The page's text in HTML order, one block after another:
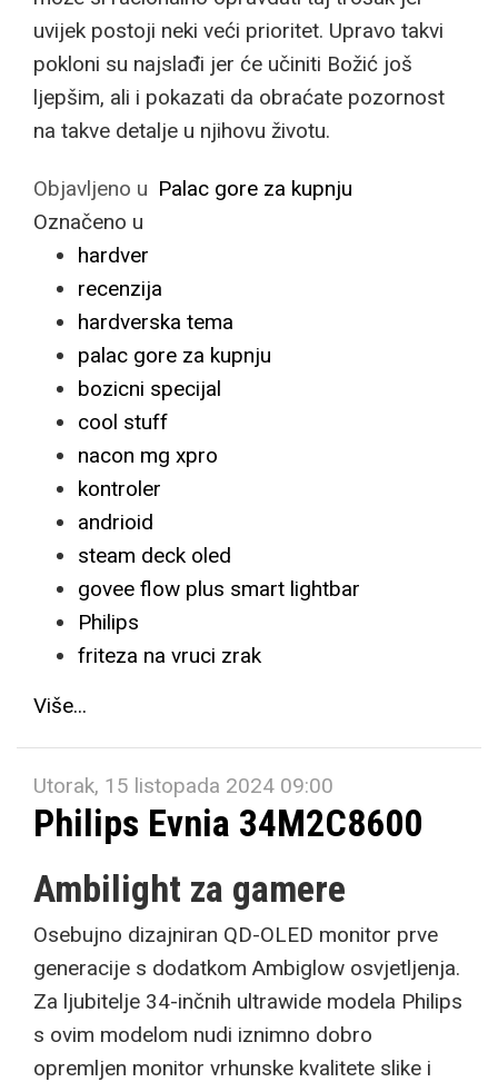
uvijek postoji neki veći prioritet. Upravo takvi
pokloni su najslađi jer će učiniti Božić još
ljepšim, ali i pokazati da obraćate pozornost
na takve detalje u njihovu životu.
Objavljeno u Palac gore za kupnju
Označeno u
hardver
recenzija
hardverska tema
palac gore za kupnju
bozicni specijal
cool stuff
nacon mg xpro
kontroler
andrioid
steam deck oled
govee flow plus smart lightbar
Philips
friteza na vruci zrak
Više...
Utorak, 15 listopada 2024 09:00
Philips Evnia 34M2C8600
Ambilight za gamere
Osebujno dizajniran QD-OLED monitor prve
generacije s dodatkom Ambiglow osvjetljenja.
Za ljubitelje 34-inčnih ultrawide modela Philips
s ovim modelom nudi iznimno dobro
opremljen monitor vrhunske kvalitete slike i